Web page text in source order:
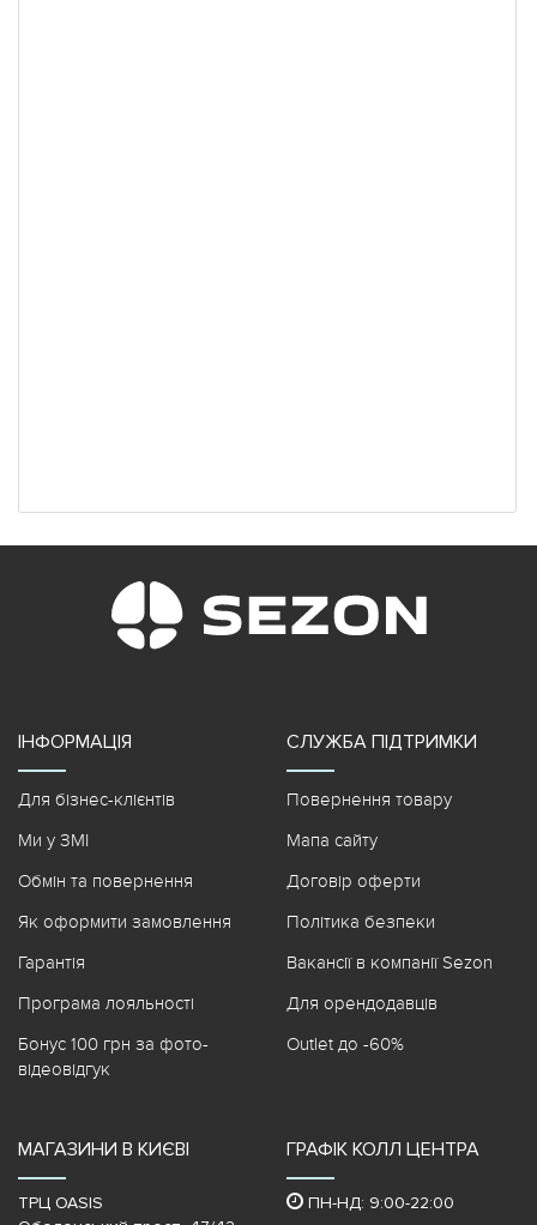
ІНФОРМАЦІЯ
Для бізнес-клієнтів
Ми у ЗМІ
Обмін та повернення
Як оформити замовлення
Гарантія
Програма лояльності
Бонус 100 грн за фото-
відеовідгук
СЛУЖБА ПІДТРИМКИ
Повернення товару
Мапа сайту
Договір оферти
Політика безпеки
Вакансії в компанії Sezon
Для орендодавців
Outlet до -60%
МАГАЗИНИ В КИЄВІ
ТРЦ OASIS
ГРАФІК КОЛЛ ЦЕНТРА
ПН-НД: 9:00-22:00